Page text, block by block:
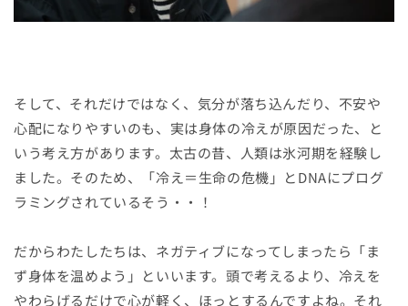
そして、それだけではなく、気分が落ち込んだり、不安や
心配になりやすいのも、実は身体の冷えが原因だった、と
いう考え方があります。太古の昔、人類は氷河期を経験し
ました。そのため、「冷え＝生命の危機」とDNAにプログ
ラミングされているそう・・！
だからわたしたちは、ネガティブになってしまったら「ま
ず身体を温めよう」といいます。頭で考えるより、冷えを
やわらげるだけで心が軽く、ほっとするんですよね。それ